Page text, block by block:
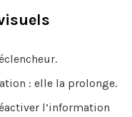
: elle la prolonge.
l’information